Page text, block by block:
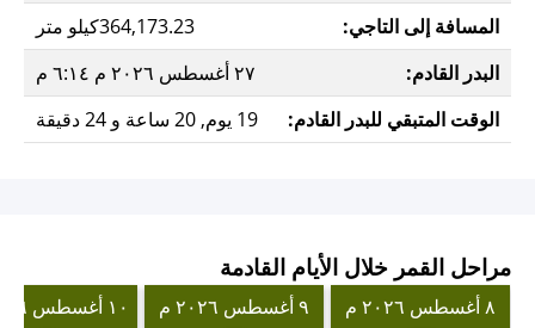
المسافة إلى التاجي:
364,173.23كيلو متر
البدر القادم:
٢٧ أغسطس ٢٠٢٦ م ٦:١٤ م
الوقت المتبقي للبدر القادم:
19 يوم, 20 ساعة و 24 دقيقة
مراحل القمر خلال الأيام القادمة
٨ أغسطس ٢٠٢٦ م ٩ أغسطس ٢٠٢٦ م ١٠ أغسطس ٢٠٢٦ م